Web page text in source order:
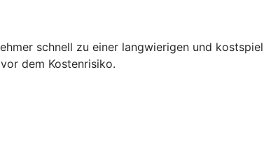
schnell zu einer langwierigen und
dem Kostenrisiko.